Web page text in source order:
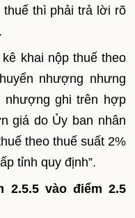
thuế thì phải trả lời rõ
khai nộp thuế theo
nhượng nhưng
nhượng ghi trên hợp
giá do Ủy ban nhân
theo thuế suất 2%
tỉnh quy định”.
2.5.5 vào điểm 2.5